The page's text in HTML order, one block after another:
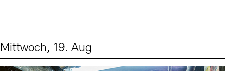
Mittwoch, 19. Aug